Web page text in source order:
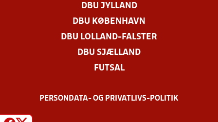
DBU JYLLAND
DBU KØBENHAVN
DBU LOLLAND-FALSTER
DBU SJÆLLAND
FUTSAL
PERSONDATA- OG PRIVATLIVS-POLITIK